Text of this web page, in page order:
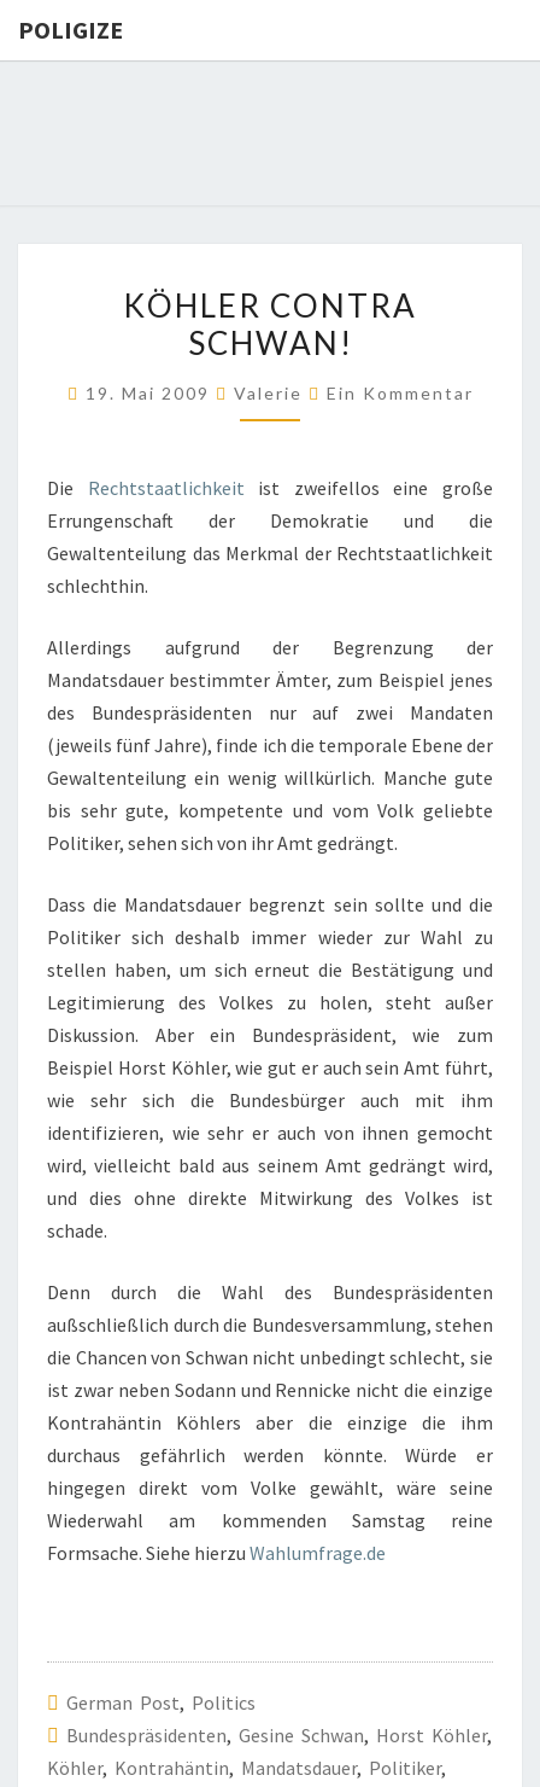
POLIGIZE
CONTRA
SCHWAN!
KÖHLER CONTRA
SCHWAN!
19. Mai 2009 Valerie Kommentare
Ein Kommentar
Die Rechtstaatlichkeit ist zweifellos eine große
Errungenschaft der Demokratie und die
Gewaltenteilung das Merkmal der Rechtstaatlichkeit
schlechthin.
Allerdings aufgrund der Begrenzung der
Mandatsdauer bestimmter Ämter, zum Beispiel jenes
des Bundespräsidenten nur auf zwei Mandaten
(jeweils fünf Jahre), finde ich die temporale Ebene der
Gewaltenteilung ein wenig willkürlich. Manche gute
bis sehr gute, kompetente und vom Volk geliebte
Politiker, sehen sich von ihr Amt gedrängt.
Dass die Mandatsdauer begrenzt sein sollte und die
Politiker sich deshalb immer wieder zur Wahl zu
stellen haben, um sich erneut die Bestätigung und
Legitimierung des Volkes zu holen, steht außer
Diskussion. Aber ein Bundespräsident, wie zum
Beispiel Horst Köhler, wie gut er auch sein Amt führt,
wie sehr sich die Bundesbürger auch mit ihm
identifizieren, wie sehr er auch von ihnen gemocht
wird, vielleicht bald aus seinem Amt gedrängt wird,
und dies ohne direkte Mitwirkung des Volkes ist
schade.
Denn durch die Wahl des Bundespräsidenten
außschließlich durch die Bundesversammlung, stehen
die Chancen von Schwan nicht unbedingt schlecht, sie
ist zwar neben Sodann und Rennicke nicht die einzige
Kontrahäntin Köhlers aber die einzige die ihm
durchaus gefährlich werden könnte. Würde er
hingegen direkt vom Volke gewählt, wäre seine
Wiederwahl am kommenden Samstag reine
Formsache. Siehe hierzu Wahlumfrage.de
German Post, Politics
Bundespräsidenten, Gesine Schwan, Horst Köhler,
Köhler, Kontrahäntin, Mandatsdauer, Politiker,